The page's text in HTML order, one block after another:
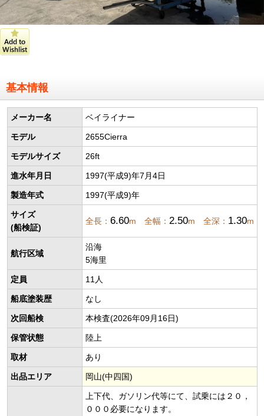
基本情報
メーカー名 ベイライナー
モデル 2655Cierra
モデルサイズ 26ft
進水年月日 1997(平成9)年7月4日
製造年式 1997(平成9)年
サイズ
(船検証)
全長： 6.60m 全幅： 2.50m 全深： 1.30m
航行区域
沿海
5海里
定員 11人
船底塗装歴 なし
次回船検 本検査(2026年09月16日)
保管状態 陸上
取材 あり
出品エリア 岡山(中四国)
上下代、ガソリン代等にて、試乗には２０，
０００必要になります。